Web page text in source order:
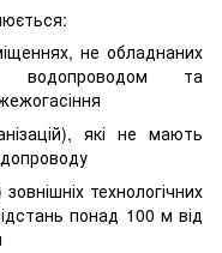
не обладнаних
водопроводом та
які не мають
технологічних
понад 100 м від